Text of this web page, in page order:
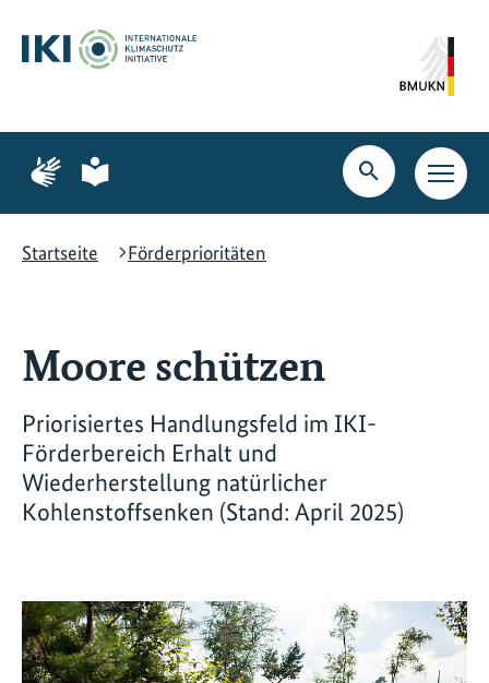
Hauptinhalt
springen
Suche
springen
Hauptnavigation
springen
Zur
Seite
Gebärdensprache
Zur
Seite
leichte
Suche
öffnen
Startseite
Förderprioritäten
Moore schützen
Priorisiertes Handlungsfeld im IKI-
Förderbereich Erhalt und
Wiederherstellung natürlicher
Kohlenstoffsenken (Stand: April 2025)